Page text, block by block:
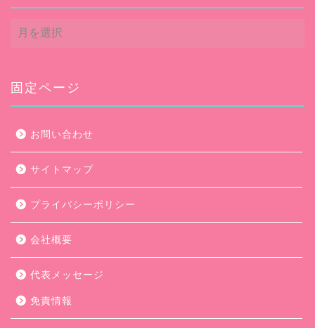
ア
ー
ブ
固定ページ
お問い合わせ
サイトマップ
プライバシーポリシー
会社概要
代表メッセージ
免責情報